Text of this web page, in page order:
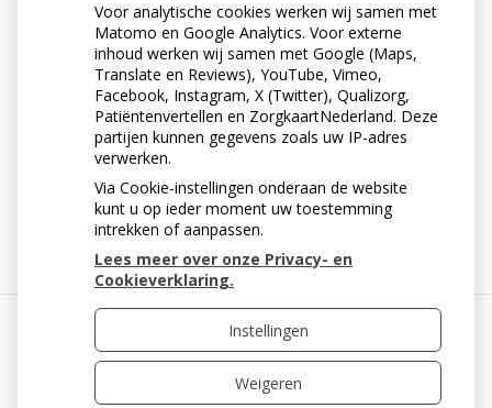
« Terug naar het overzicht
Uw Zorg Online|Beheer
Voor analytische cookies werken wij samen met
Matomo en Google Analytics. Voor externe
inhoud werken wij samen met Google (Maps,
Translate en Reviews), YouTube, Vimeo,
Facebook, Instagram, X (Twitter), Qualizorg,
Patiëntenvertellen en ZorgkaartNederland. Deze
partijen kunnen gegevens zoals uw IP-adres
verwerken.
Via Cookie-instellingen onderaan de website
kunt u op ieder moment uw toestemming
intrekken of aanpassen.
Lees meer over onze Privacy- en
Cookieverklaring.
Instellingen
Weigeren